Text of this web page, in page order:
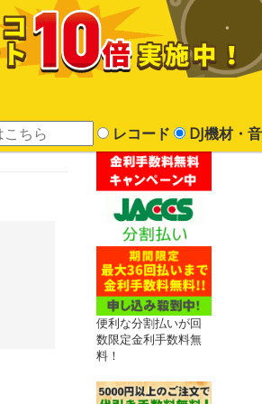
レコード DJ機材・
便利な分割払いが回
数限定金利手数料無
料！